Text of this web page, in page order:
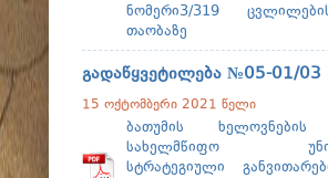
ნომერი3/319
თაობაზე
გადაწყვეტილება №05-01/03
15 ოქტომბერი 2021 წელი
ბათუმის ხელოვნების
სახელმწიფო
სტრატეგიული